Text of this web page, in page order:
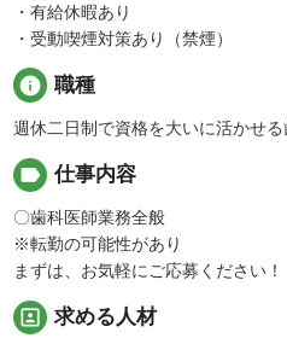
・有給休暇あり
・受動喫煙対策あり（禁煙）
info 職種
週休二日制で資格を大いに活かせる
label 仕事内容
〇歯科医師業務全般
※転勤の可能性があり
まずは、お気軽にご応募ください！
portrait 求める人材